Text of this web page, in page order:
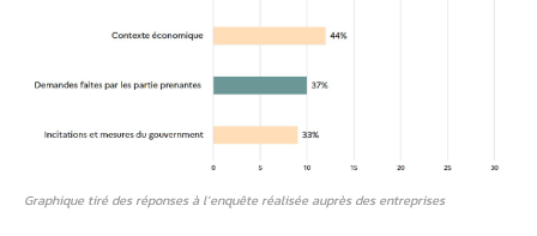
Graphique tiré des réponses à l’enquête réalisée auprès des entreprises